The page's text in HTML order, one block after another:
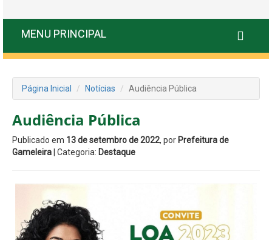
MENU PRINCIPAL
Página Inicial Notícias Audiência Pública
Audiência Pública
Publicado em 13 de setembro de 2022, por Prefeitura de
Gameleira | Categoria: Destaque